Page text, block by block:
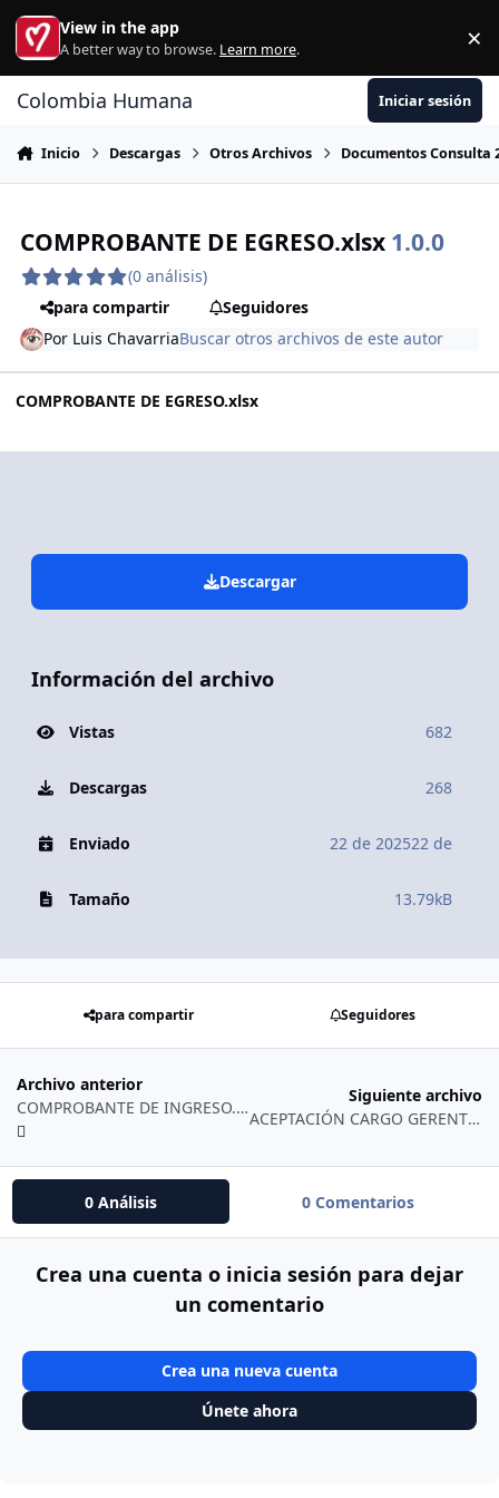
Ir al contenido
View in the app
A better way to browse. Learn more. ×
Colombia Humana Iniciar sesión
Inicio Descargas Otros Archivos Documentos Consulta
COMPROBANTE DE EGRESO.xlsx 1.0.0
(0 análisis)
para compartir
Seguidores
Por Luis ChavarriaBuscar otros archivos de este autor
COMPROBANTE DE EGRESO.xlsx
Descargar
Información del archivo
Vistas 682
Descargas 268
Enviado 22 de 202522 de
Tamaño 13.79kB
para compartir Seguidores
Archivo anterior
COMPROBANTE DE INGRESO.xlsx
Siguiente archivo
ACEPTACIÓN CARGO GERENTE DE CAMPAÑA.docx
0 Análisis 0 Comentarios
Crea una cuenta o inicia sesión para dejar
un comentario
Crea una nueva cuenta
Únete ahora